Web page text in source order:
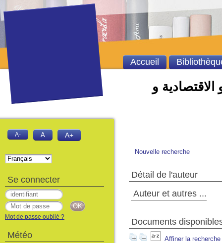
الاقتصادية و
Nouvelle recherche
Détail de l'auteur
Auteur et autres ...
Documents
Affiner la recherche
Accueil
A- A A+
Se connecter
Mot de passe oublié ?
Météo